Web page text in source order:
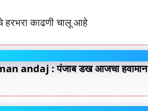
काढणी चालू आहे
andaj : पंजाब डख आजचा हवामान